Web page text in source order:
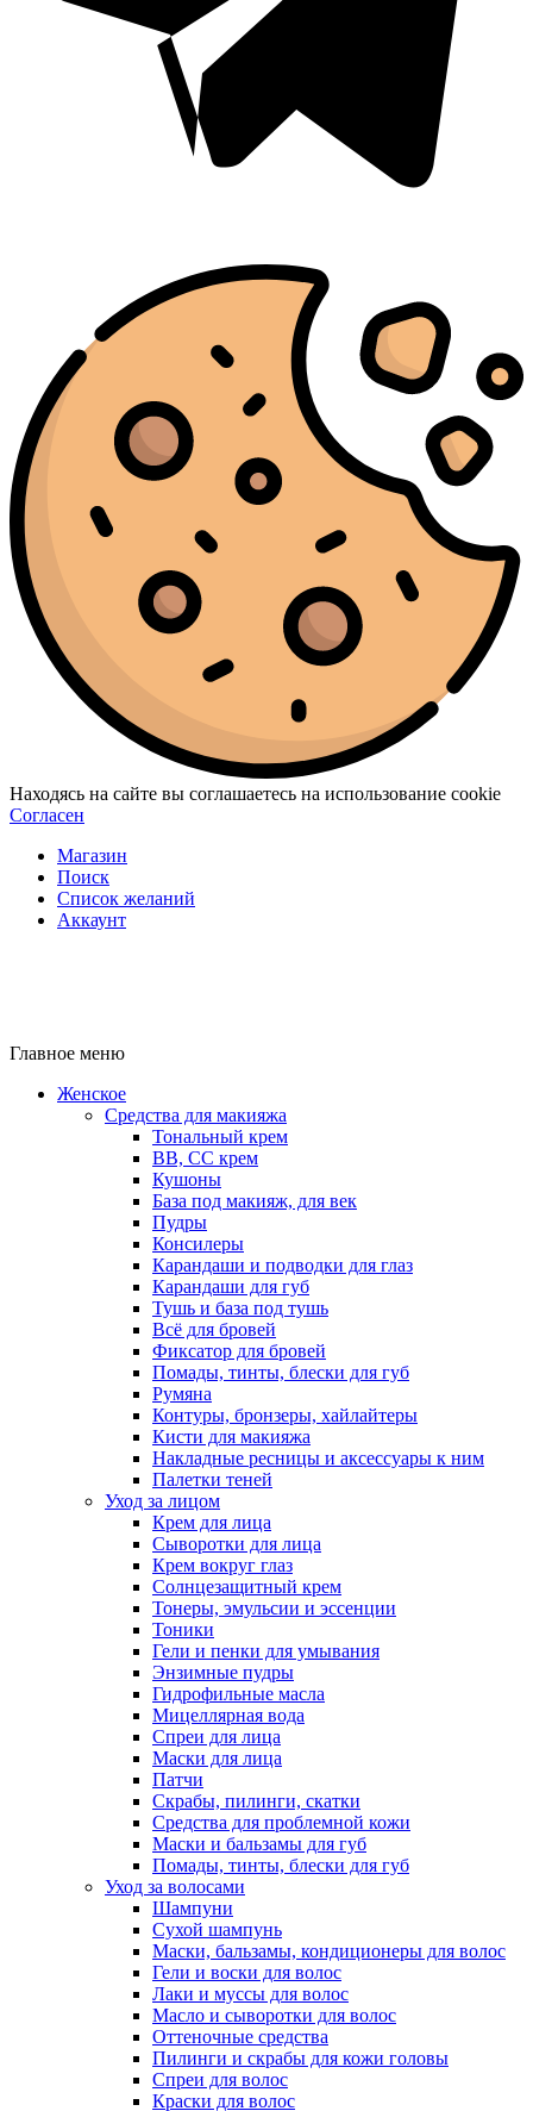
Находясь на сайте вы соглашаетесь на использование cookie
Согласен
Магазин
Поиск
Список желаний
Аккаунт
Главное меню
Женское
Средства для макияжа
Тональный крем
BB, CC крем
Кушоны
База под макияж, для век
Пудры
Консилеры
Карандаши и подводки для глаз
Карандаши для губ
Тушь и база под тушь
Всё для бровей
Фиксатор для бровей
Помады, тинты, блески для губ
Румяна
Контуры, бронзеры, хайлайтеры
Кисти для макияжа
Накладные ресницы и аксессуары к ним
Палетки теней
Уход за лицом
Крем для лица
Сыворотки для лица
Крем вокруг глаз
Солнцезащитный крем
Тонеры, эмульсии и эссенции
Тоники
Гели и пенки для умывания
Энзимные пудры
Гидрофильные масла
Мицеллярная вода
Спреи для лица
Маски для лица
Патчи
Скрабы, пилинги, скатки
Средства для проблемной кожи
Маски и бальзамы для губ
Помады, тинты, блески для губ
Уход за волосами
Шампуни
Сухой шампунь
Маски, бальзамы, кондиционеры для волос
Гели и воски для волос
Лаки и муссы для волос
Масло и сыворотки для волос
Оттеночные средства
Пилинги и скрабы для кожи головы
Спреи для волос
Краски для волос